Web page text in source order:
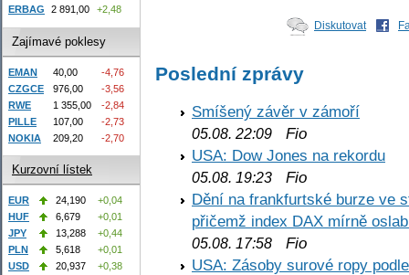
Diskutovat
Poslední zprávy
Smíšený závěr v zámoří
05.08. 22:09 Fio
USA: Dow Jones na rekordu
05.08. 19:23 Fio
Dění na frankfurtské burze ve
přičemž index DAX mírně
05.08. 17:58 Fio
USA: Zásoby surové ropy
ERBAG
2 891,00 +2,48
Zajímavé poklesy
EMAN 40,00
-4,76
CZGCE
976,00
-3,56
RWE
1 355,00
-2,84
PILLE
107,00
-2,73
NOKIA
209,20 -2,70
Kurzovní lístek
EUR 24,190
+0,04
HUF
6,679
+0,01
JPY
13,288
+0,44
PLN
5,618
+0,01
USD
20,937 +0,38